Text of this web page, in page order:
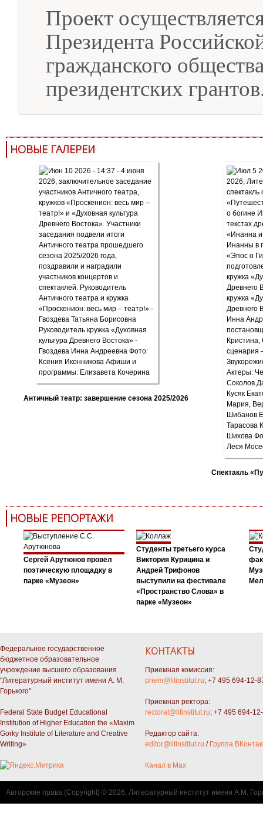
Проект
Президента
гражданского
президентских
НОВЫЕ ГАЛЕРЕИ
Античный театр: завершение сезона 2025/2026
Спектакль
НОВЫЕ РЕПОРТАЖИ
Сергей Арутюнов провёл
поэтическую площадку в
парке «Музеон»
Студенты третьего курса
Виктория Курицина и
Андрей Трифонов
выступили на фестивале
«Пространство Слова» в
парке «Музеон»
Федеральное государственное
бюджетное образовательное
учреждение высшего образования
"Литературный институт имени А. М.
Горького"
Federal State Budget Educational
Institution of Higher Education the «Maxim
Gorky Institute of Literature and Creative
Writing»
КОНТАКТЫ
Приемная комиссия:
priem@litinstitut.ru; +7 495 694-12-
Приемная ректора:
rectorat@litinstitut.ru; +7 495 694-
Редактор сайта:
editor@litinstitut.ru / Группа
Канал в Max
Авторские права (Copyright) © 2026, Литературный институт имени А.М.